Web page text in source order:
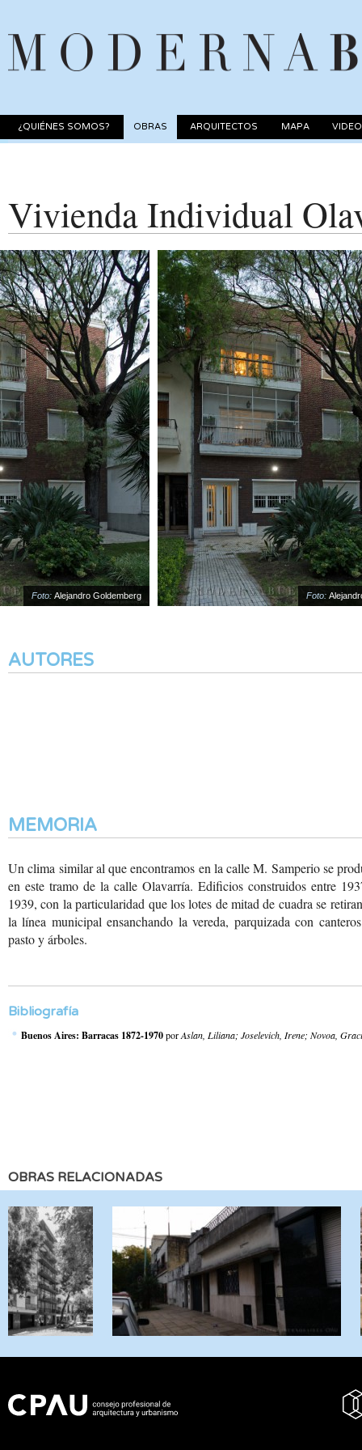
¿QUIÉNES SOMOS? OBRAS ARQUITECTOS MAPA
Vivienda Individual
Foto:Alejandro Goldemberg Foto:Alejandro
AUTORES
MEMORIA
Un clima similar al que encontramos en la calle M. Samperio se
en este tramo de la calle Olavarría. Edificios construidos entre
1939, con la particularidad que los lotes de mitad de cuadra se
la línea municipal ensanchando la vereda, parquizada con
pasto y árboles.
Bibliografía
Buenos Aires: Barracas 1872-1970porAslan, Liliana; Joselevich, Irene; Novoa,
OBRAS RELACIONADAS